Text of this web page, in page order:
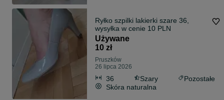
Ryłko szpilki lakierki szare 36,
wysyłka w cenie 10 PLN
Używane
10 zł
Pruszków
26 lipca 2026
36 Szary
Pozostałe
Skóra naturalna